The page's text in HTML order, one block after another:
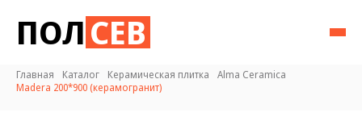
ПОЛСЕВ
Главная Каталог Керамическая плитка
Alma Ceramica
Madera 200*900 (керамогранит)